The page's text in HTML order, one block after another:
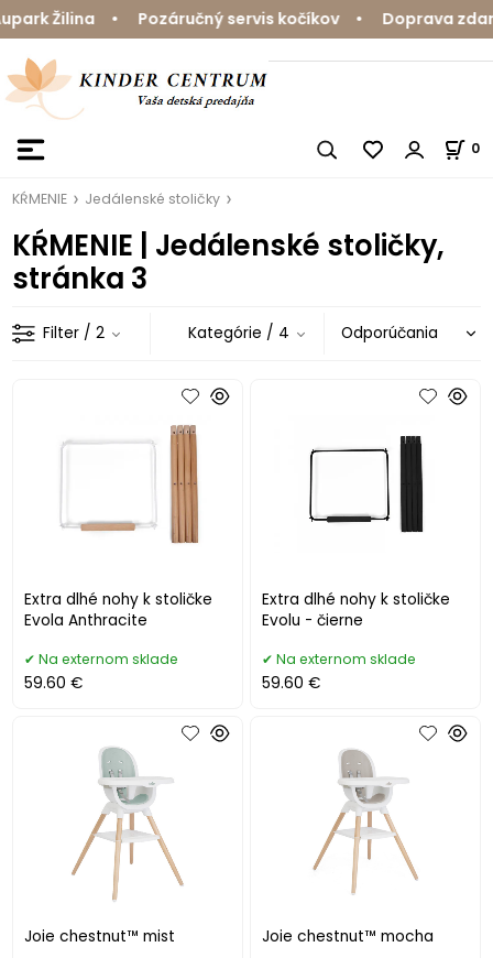
Žilina • Pozáručný servis kočíkov • Doprava
0
KŔMENIE Jedálenské stoličky
KŔMENIE | Jedálenské stoličky,
stránka 3
Filter / 2 Kategórie / 4
Extra dlhé nohy k stoličke
Evola Anthracite
Na externom sklade
59.60 €
Extra dlhé nohy k stoličke
Evolu - čierne
Na externom sklade
59.60 €
Joie chestnut™ mist Joie chestnut™ mocha